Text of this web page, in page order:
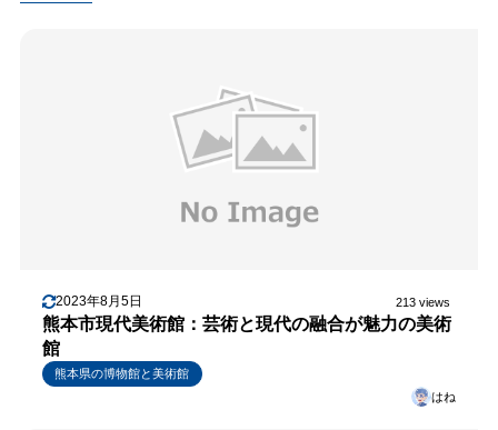
2023年8月5日 213 views
熊本市現代美術館：芸術と現代の融合が魅力の美術
館
熊本県の博物館と美術館
はね